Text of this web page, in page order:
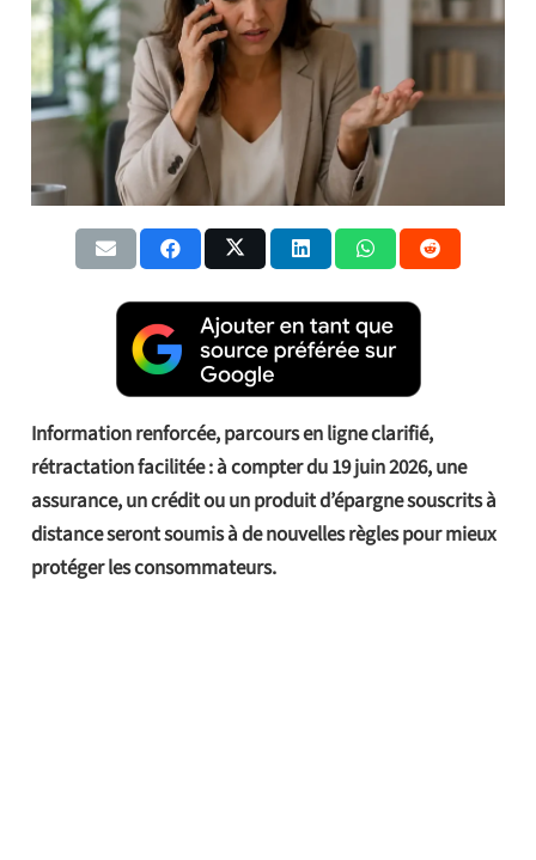
Information renforcée, parcours en ligne clarifié,
rétractation facilitée : à compter du 19 juin 2026, une
assurance, un crédit ou un produit d’épargne souscrits à
distance seront soumis à de nouvelles règles pour mieux
protéger les consommateurs.